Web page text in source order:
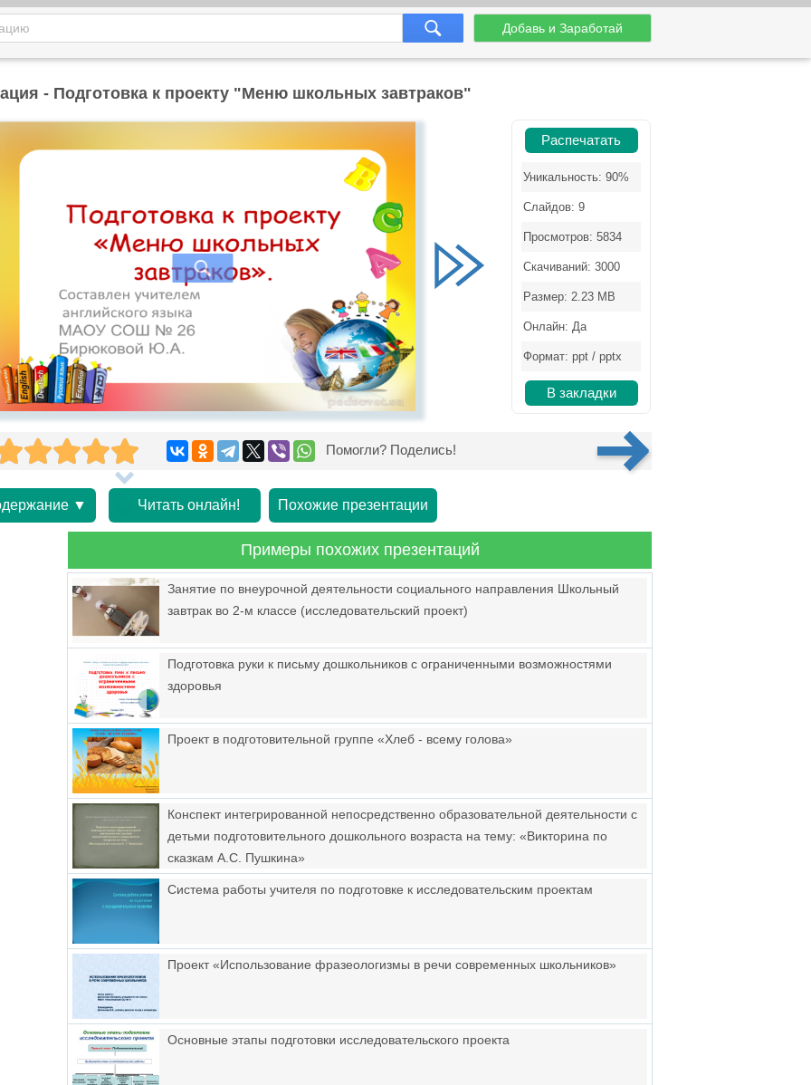
Добавь и Заработай
- Подготовка к проекту "Меню школьных завтраков"
Распечатать
Уникальность: 90%
Слайдов: 9
Просмотров: 5834
Скачиваний: 3000
Размер: 2.23 MB
Онлайн: Да
Формат: ppt / pptx
В закладки
Помогли? Поделись!
▼ Читать онлайн! Похожие презентации
Примеры похожих презентаций
Занятие по внеурочной деятельности социального направления Школьный
завтрак во 2-м классе (исследовательский проект)
Подготовка руки к письму дошкольников с ограниченными возможностями
здоровья
Проект в подготовительной группе «Хлеб - всему голова»
Конспект интегрированной непосредственно образовательной деятельности с
детьми подготовительного дошкольного возраста на тему: «Викторина по
сказкам А.С. Пушкина»
Система работы учителя по подготовке к исследовательским проектам
Проект «Использование фразеологизмы в речи современных школьников»
Основные этапы подготовки исследовательского проекта